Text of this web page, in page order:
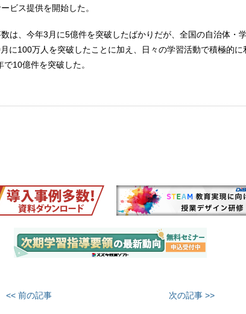
ビス提供を開始した。
数は、今年3月に5億件を突破したばかりだが、全国の自治体・
に100万人を突破したことに加え、日々の学習活動で積極的に
10億件を突破した。
<< 前の記事 次の記事 >>